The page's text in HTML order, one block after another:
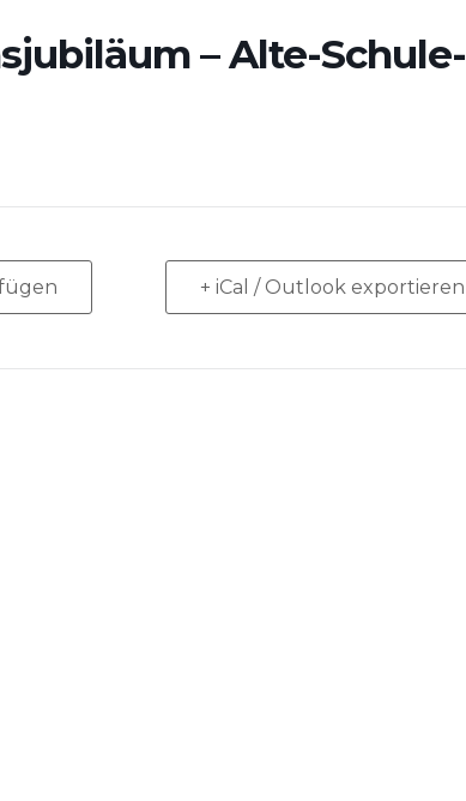
– Alte-Schule-
+ iCal / Outlook exportieren